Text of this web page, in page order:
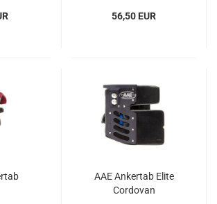
56,50 EUR
AAE Ankertab Elite
Cordovan